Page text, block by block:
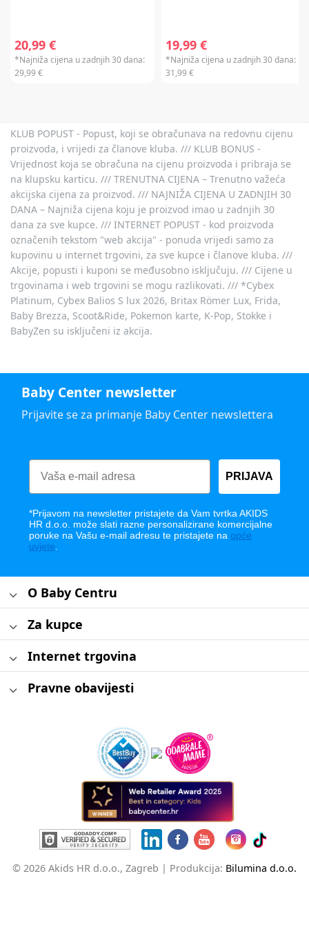
20,99 €
*Najniža cijena u zadnjih 30 dana:
29,99 €
19,99 €
*Najniža cijena u zadnjih 30 dana:
31,99 €
KLUB POPUST - Popust, koji se obračunava na redovnu cijenu
proizvoda, i vrijedi za članove kluba. /// KLUB BONUS -
Vrijednost koja se obračuna na cijenu proizvoda i pribraja se
na klupsku karticu. /// TRENUTNA CIJENA – Trenutno važeća
akcijska cijena za proizvod. /// NAJNIŽA CIJENA U ZADNJIH 30
DANA – Najniža cijena koju je proizvod imao u zadnjih 30
dana za sve kupce. /// INTERNET POPUST - kod proizvoda
označenih tekstom "web akcija" - ponuda vrijedi samo za
kupovinu u internet trgovini, za sve kupce i članove kluba. ///
Akcije, popusti i kuponi se međusobno isključuju. /// Cijene u
trgovinama i web trgovini se mogu razlikovati. /// *Cybex
Platinum, Cybex Balios S lux 2026, Britax Römer Lux, Frida,
Baby Brezza, Scoot&Ride, Pokemon karte, K-Pop, Stokke i
BabyZen su isključeni iz akcija.
Baby Center newsletter
Prijavite se za primanje Baby Center newslettera
PRIJAVA
*Prijavom na newsletter pristajete da Vam tvrtka AKIDS
HR d.o.o. može slati razne personalizirane komercijalne
poruke na Vašu e-mail adresu te pristajete na opće
uvjete
O Baby Centru
Za kupce
Internet trgovina
Pravne obavijesti
© 2026 Akids HR d.o.o., Zagreb | Produkcija: Bilumina d.o.o.